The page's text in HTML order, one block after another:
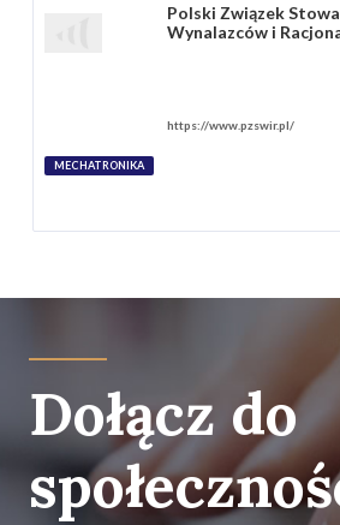
Polski Związek
Wynalazców i
https://www.pzswir.pl/
MECHATRONIKA
Dołącz do